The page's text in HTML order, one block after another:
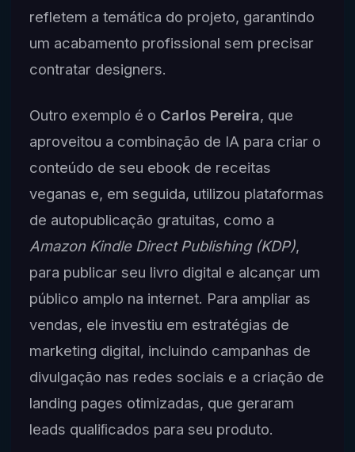
refletem a temática do projeto, garantindo
um acabamento profissional sem precisar
contratar designers.
Outro exemplo é o Carlos Pereira, que
aproveitou a combinação de IA para criar o
conteúdo de seu ebook de receitas
veganas e, em seguida, utilizou plataformas
de autopublicação gratuitas, como a
Amazon Kindle Direct Publishing (KDP),
para publicar seu livro digital e alcançar um
público amplo na internet. Para ampliar as
vendas, ele investiu em estratégias de
marketing digital, incluindo campanhas de
divulgação nas redes sociais e a criação de
landing pages otimizadas, que geraram
leads qualiﬁcados para seu produto.